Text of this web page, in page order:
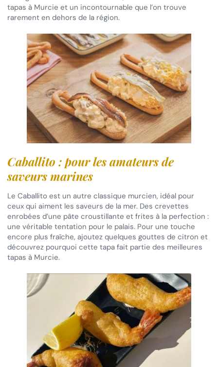
tapas à Murcie et un incontournable que l’on trouve
rarement en dehors de la région.
Caballito : pour les amateurs de
saveurs marines
Le Caballito est un autre classique murcien, idéal pour
ceux qui aiment les saveurs de la mer. Des crevettes
enrobées d’une pâte croustillante et frites à la perfection :
une véritable tentation pour le palais. Pour une touche
encore plus fraîche, ajoutez quelques gouttes de citron et
découvrez pourquoi cette tapa fait partie des meilleures
tapas à Murcie.